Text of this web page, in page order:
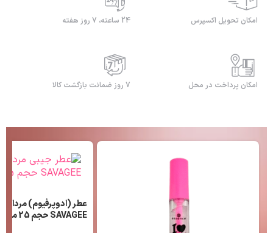
امکان تحویل اکسپرس 24 ساعته، 7 روز هفته
امکان پرداخت در محل 7 روز ضمانت بازگشت کالا
عطر (ادوپرفیوم) مردانه
SAVAGEE حجم 25 میلی لیتر